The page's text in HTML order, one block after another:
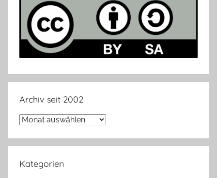
Archiv seit 2002
Archiv
2002
Kategorien